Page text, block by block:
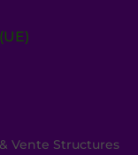
Vente Structures